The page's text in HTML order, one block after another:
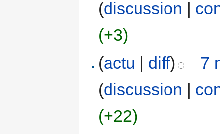
(discussion |
(+3)
(actu diff)
7
(discussion
(+22)